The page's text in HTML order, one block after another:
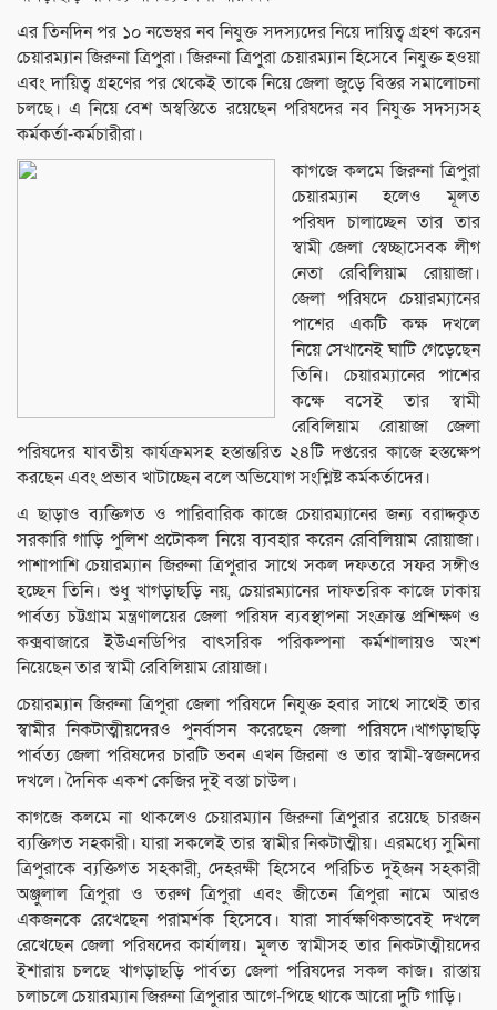
এর তিনদিন পর ১০ নভেম্বর নব নিযুক্ত সদস্যদের নিয়ে দায়িত্ব গ্রহণ করেন
চেয়ারম্যান জিরুনা ত্রিপুরা। জিরুনা ত্রিপুরা চেয়ারম্যান হিসেবে নিযুক্ত হওয়া
এবং দায়িত্ব গ্রহণের পর থেকেই তাকে নিয়ে জেলা জুড়ে বিস্তর সমালোচনা
চলছে। এ নিয়ে বেশ অস্বস্তিতে রয়েছেন পরিষদের নব নিযুক্ত সদস্যসহ
কর্মকর্তা-কর্মচারীরা।
কাগজে কলমে জিরুনা ত্রিপুরা
চেয়ারম্যান হলেও মূলত
পরিষদ চালাচ্ছেন তার তার
স্বামী জেলা স্বেচ্ছাসেবক লীগ
নেতা রেবিলিয়াম রোয়াজা।
জেলা পরিষদে চেয়ারম্যানের
পাশের একটি কক্ষ দখলে
নিয়ে সেখানেই ঘাটি গেড়েছেন
তিনি। চেয়ারম্যানের পাশের
কক্ষে বসেই তার স্বামী
রেবিলিয়াম রোয়াজা জেলা
পরিষদের যাবতীয় কার্যক্রমসহ হস্তান্তরিত ২৪টি দপ্তরের কাজে হস্তক্ষেপ
করছেন এবং প্রভাব খাটাচ্ছেন বলে অভিযোগ সংশ্লিষ্ট কর্মকর্তাদের।
এ ছাড়াও ব্যক্তিগত ও পারিবারিক কাজে চেয়ারম্যানের জন্য বরাদ্দকৃত
সরকারি গাড়ি পুলিশ প্রটোকল নিয়ে ব্যবহার করেন রেবিলিয়াম রোয়াজা।
পাশাপাশি চেয়ারম্যান জিরুনা ত্রিপুরার সাথে সকল দফতরে সফর সঙ্গীও
হচ্ছেন তিনি। শুধু খাগড়াছড়ি নয়, চেয়ারম্যানের দাফতরিক কাজে ঢাকায়
পার্বত্য চট্টগ্রাম মন্ত্রণালয়ের জেলা পরিষদ ব্যবস্থাপনা সংক্রান্ত প্রশিক্ষণ ও
কক্সবাজারে ইউএনডিপির বাৎসরিক পরিকল্পনা কর্মশালায়ও অংশ
নিয়েছেন তার স্বামী রেবিলিয়াম রোয়াজা।
চেয়ারম্যান জিরুনা ত্রিপুরা জেলা পরিষদে নিযুক্ত হবার সাথে সাথেই তার
স্বামীর নিকটাত্মীয়দেরও পুনর্বাসন করেছেন জেলা পরিষদে।খাগড়াছড়ি
পার্বত্য জেলা পরিষদের চারটি ভবন এখন জিরনা ও তার স্বামী-স্বজনদের
দখলে। দৈনিক একশ কেজির দুই বস্তা চাউল।
কাগজে কলমে না থাকলেও চেয়ারম্যান জিরুনা ত্রিপুরার রয়েছে চারজন
ব্যক্তিগত সহকারী। যারা সকলেই তার স্বামীর নিকটাত্মীয়। এরমধ্যে সুমিনা
ত্রিপুরাকে ব্যক্তিগত সহকারী, দেহরক্ষী হিসেবে পরিচিত দুইজন সহকারী
অঞ্জুলাল ত্রিপুরা ও তরুণ ত্রিপুরা এবং জীতেন ত্রিপুরা নামে আরও
একজনকে রেখেছেন পরামর্শক হিসেবে। যারা সার্বক্ষণিকভাবেই দখলে
রেখেছেন জেলা পরিষদের কার্যালয়। মূলত স্বামীসহ তার নিকটাত্মীয়দের
ইশারায় চলছে খাগড়াছড়ি পার্বত্য জেলা পরিষদের সকল কাজ। রাস্তায়
চলাচলে চেয়ারম্যান জিরুনা ত্রিপুরার আগে-পিছে থাকে আরো দুটি গাড়ি।